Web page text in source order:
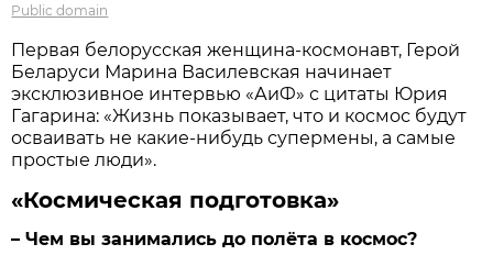
Public domain
Первая белорусская женщина-космонавт, Герой
Беларуси Марина Василевская начинает
эксклюзивное интервью «АиФ» с цитаты Юрия
Гагарина: «Жизнь показывает, что и космос будут
осваивать не какие-нибудь супермены, а самые
простые люди».
«Космическая подготовка»
– Чем вы занимались до полёта в космос?